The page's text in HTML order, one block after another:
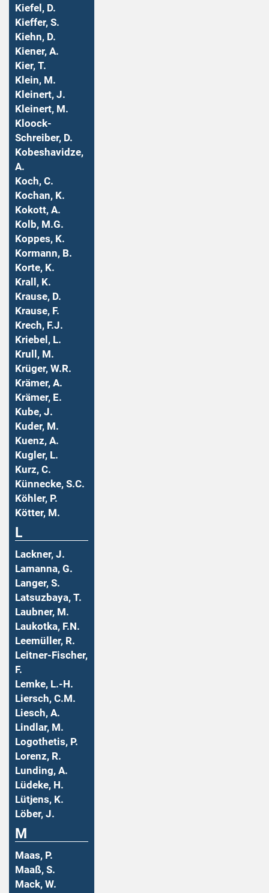
Kiefel, D.
Kieffer, S.
Kiehn, D.
Kiener, A.
Kier, T.
Klein, M.
Kleinert, J.
Kleinert, M.
Kloock-
Schreiber, D.
Kobeshavidze,
A.
Koch, C.
Kochan, K.
Kokott, A.
Kolb, M.G.
Koppes, K.
Kormann, B.
Korte, K.
Krall, K.
Krause, D.
Krause, F.
Krech, F.J.
Kriebel, L.
Krull, M.
Krüger, W.R.
Krämer, A.
Krämer, E.
Kube, J.
Kuder, M.
Kuenz, A.
Kugler, L.
Kurz, C.
Künnecke, S.C.
Köhler, P.
Kötter, M.
L
Lackner, J.
Lamanna, G.
Langer, S.
Latsuzbaya, T.
Laubner, M.
Laukotka, F.N.
Leemüller, R.
Leitner-Fischer,
F.
Lemke, L.-H.
Liersch, C.M.
Liesch, A.
Lindlar, M.
Logothetis, P.
Lorenz, R.
Lunding, A.
Lüdeke, H.
Lütjens, K.
Löber, J.
M
Maas, P.
Maaß, S.
Mack, W.